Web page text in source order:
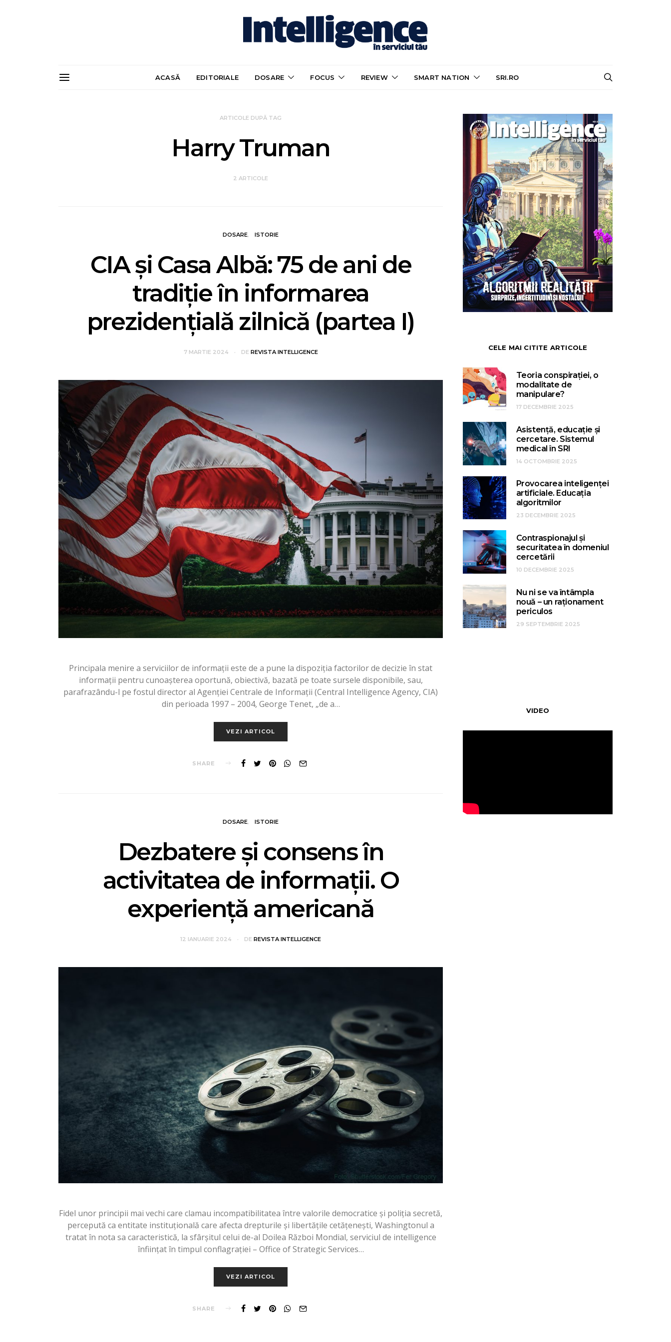
ACASĂ EDITORIALE DOSARE FOCUS REVIEW SMART NATION SRI.RO
ARTICOLE DUPĂ TAG
Harry Truman
2 ARTICOLE
DOSARE ISTORIE
CIA și Casa Albă: 75 de ani de
tradiție în informarea
prezidențială zilnică (partea I)
7 MARTIE 2024 DE REVISTA INTELLIGENCE
Principala menire a serviciilor de informații este de a pune la dispoziția factorilor de decizie în stat
informații pentru cunoașterea oportună, obiectivă, bazată pe toate sursele disponibile, sau,
parafrazându-l pe fostul director al Agenției Centrale de Informații (Central Intelligence Agency, CIA)
din perioada 1997 – 2004, George Tenet, „de a…
VEZI ARTICOL
SHARE
DOSARE ISTORIE
Dezbatere și consens în
activitatea de informații. O
experiență americană
12 IANUARIE 2024 DE REVISTA INTELLIGENCE
Fidel unor principii mai vechi care clamau incompatibilitatea între valorile democratice și poliția secretă,
percepută ca entitate instituțională care afecta drepturile și libertățile cetățenești, Washingtonul a
tratat în nota sa caracteristică, la sfârșitul celui de-al Doilea Război Mondial, serviciul de intelligence
înființat în timpul conflagrației – Office of Strategic Services…
VEZI ARTICOL
SHARE
CELE MAI CITITE ARTICOLE
Teoria conspirației, o
modalitate de
manipulare?
17 DECEMBRIE 2025
Asistență, educație și
cercetare. Sistemul
medical în SRI
14 OCTOMBRIE 2025
Provocarea inteligenței
artificiale. Educația
algoritmilor
23 DECEMBRIE 2025
Contraspionajul și
securitatea în domeniul
cercetării
10 DECEMBRIE 2025
Nu ni se va întâmpla
nouă – un raționament
periculos
29 SEPTEMBRIE 2025
VIDEO